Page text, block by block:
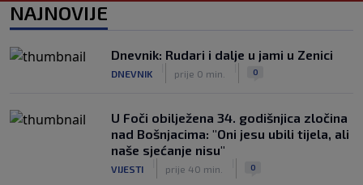
Preminula jedna od najvećih trenerskih
legendi NBA lige
NAJNOVIJE
Dnevnik: Rudari i dalje u jami u Zenici
DNEVNIK prije 0 min. 0
U Foči obilježena 34. godišnjica zločina
nad Bošnjacima: "Oni jesu ubili tijela, ali
naše sjećanje nisu"
VIJESTI prije 40 min. 0